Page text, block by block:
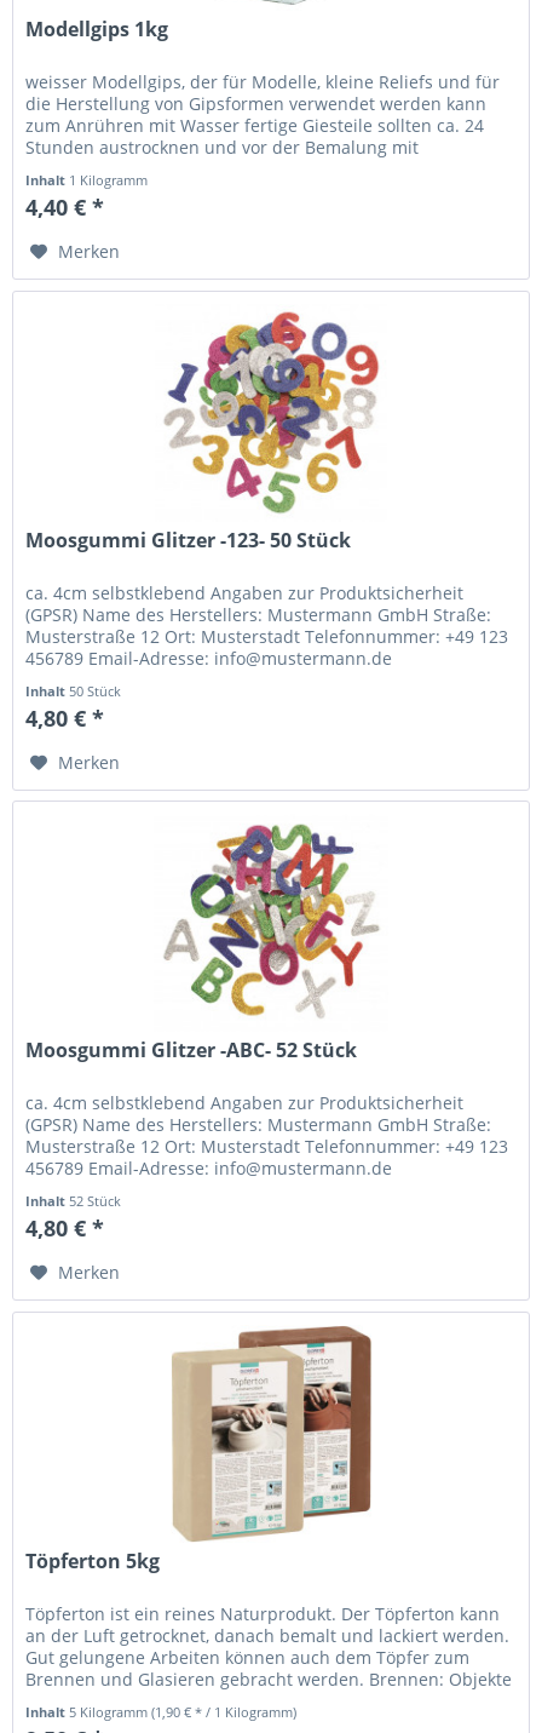
Modellgips 1kg
weisser Modellgips, der für Modelle, kleine Reliefs und für
die Herstellung von Gipsformen verwendet werden kann
zum Anrühren mit Wasser fertige Giesteile sollten ca. 24
Stunden austrocknen und vor der Bemalung mit
Inhalt 1 Kilogramm
4,40 € *
Merken
Moosgummi Glitzer -123- 50 Stück
ca. 4cm selbstklebend Angaben zur Produktsicherheit
(GPSR) Name des Herstellers: Mustermann GmbH Straße:
Musterstraße 12 Ort: Musterstadt Telefonnummer: +49 123
456789 Email-Adresse: info@mustermann.de
Inhalt 50 Stück
4,80 € *
Merken
Moosgummi Glitzer -ABC- 52 Stück
ca. 4cm selbstklebend Angaben zur Produktsicherheit
(GPSR) Name des Herstellers: Mustermann GmbH Straße:
Musterstraße 12 Ort: Musterstadt Telefonnummer: +49 123
456789 Email-Adresse: info@mustermann.de
Inhalt52 Stück
4,80 € *
Merken
Töpferton 5kg
Töpferton ist ein reines Naturprodukt. Der Töpferton kann
an der Luft getrocknet, danach bemalt und lackiert werden.
Gut gelungene Arbeiten können auch dem Töpfer zum
Brennen und Glasieren gebracht werden. Brennen: Objekte
Inhalt5 Kilogramm(1,90 € * / 1 Kilogramm)